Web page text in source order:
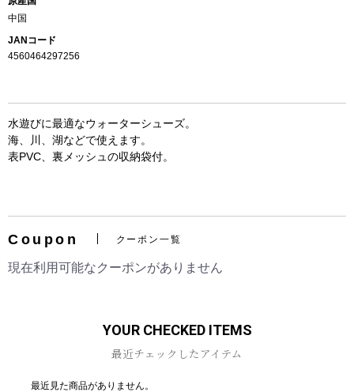
お買い物を続ける カートへ進む
中国
JANコード
4560464297256
水遊びに最適なウォーターシューズ。
海、川、湖などで使えます。
表PVC、裏メッシュの収納袋付。
Coupon クーポン一覧
現在利用可能なクーポンがありません
YOUR CHECKED ITEMS
最近チェックしたアイテム
最近見た商品がありません。